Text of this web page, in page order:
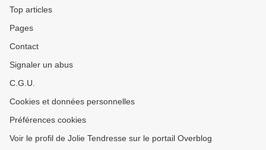
Top articles
Pages
Contact
Signaler un abus
C.G.U.
Cookies et données personnelles
Préférences cookies
Voir le profil de Jolie Tendresse sur le portail Overblog